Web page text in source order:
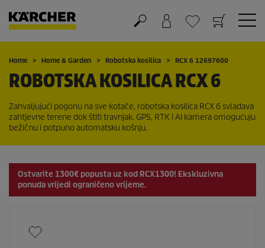
Košarica
Lista želja
Home Home & Garden Robotska kosilica RCX 6 12697600
ROBOTSKA KOSILICA RCX 6
Zahvaljujući pogonu na sve kotače, robotska kosilica RCX 6 svladava
zahtjevne terene dok štiti travnjak. GPS, RTK i AI kamera omogućuju
bežičnu i potpuno automatsku košnju.
Ostvarite 1300€ popusta uz kod RCX1300! Ekskluzivna
ponuda vrijedi ograničeno vrijeme.